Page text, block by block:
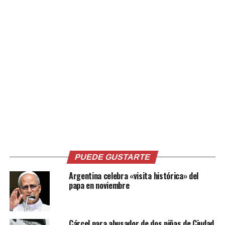
En «Internacionales»
En «Internacionales»
PUEDE GUSTARTE
Argentina celebra «visita histórica» del
papa en noviembre